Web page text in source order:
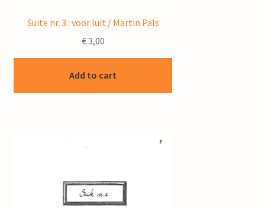
Suite nr. 3 : voor luit / Martin Pals
€3,00
Add to cart